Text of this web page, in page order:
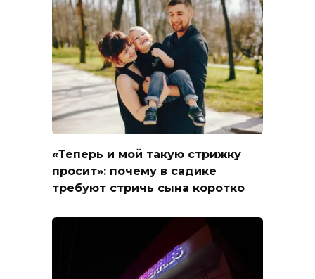
«Теперь и мой такую стрижку
просит»: почему в садике
требуют стричь сына коротко